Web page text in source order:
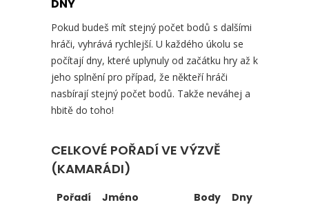
DNY
Pokud budeš mít stejný počet bodů s dalšími
hráči, vyhrává rychlejší. U každého úkolu se
počítají dny, které uplynuly od začátku hry až k
jeho splnění pro případ, že někteří hráči
nasbírají stejný počet bodů. Takže neváhej a
hbitě do toho!
CELKOVÉ POŘADÍ VE VÝZVĚ
(KAMARÁDI)
Pořadí Jméno Body Dny